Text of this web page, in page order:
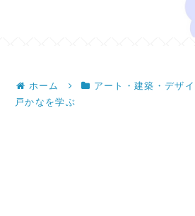
ホーム アート・建築・デザ
戸かなを学ぶ